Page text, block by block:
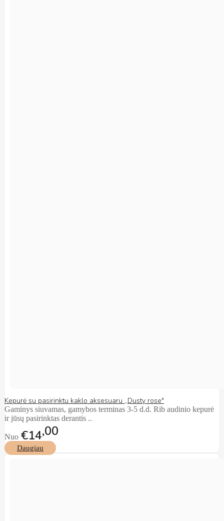
Kepurė su pasirinktu kaklo aksesuaru ,,Dusty rose"
Gaminys siuvamas, gamybos terminas 3-5 d.d. Rib audinio kepurė
ir jūsų pasirinktas derantis ..
Nuo €14 00
Daugiau